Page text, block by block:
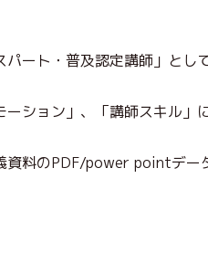
ート・普及認定講師」とし
ション」、「講師スキル」
資料のPDF/power pointデー